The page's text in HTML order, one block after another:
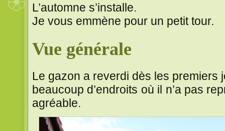
L’automne s’installe.
Je vous emmène pour un petit tour.
Vue générale
Le gazon a reverdi dès les premiers
beaucoup d’endroits où il n’a pas
agréable.